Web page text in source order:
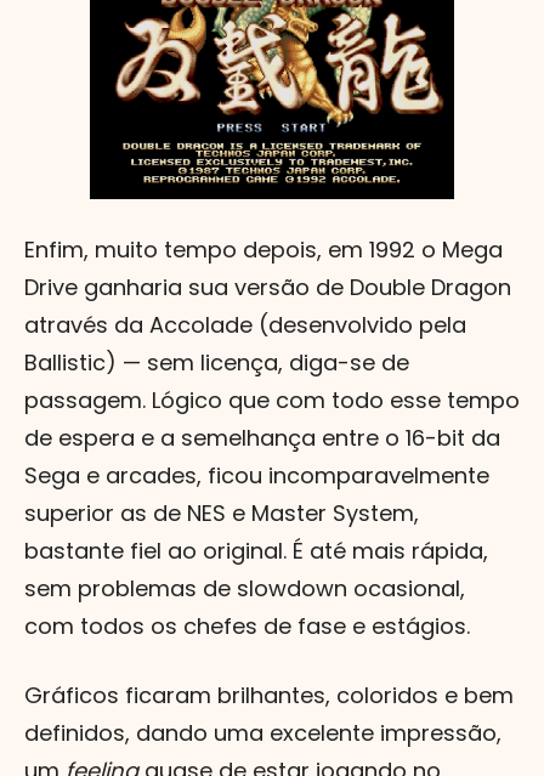
Enfim, muito tempo depois, em 1992 o Mega
Drive ganharia sua versão de Double Dragon
através da Accolade (desenvolvido pela
Ballistic) — sem licença, diga-se de
passagem. Lógico que com todo esse tempo
de espera e a semelhança entre o 16-bit da
Sega e arcades, ficou incomparavelmente
superior as de NES e Master System,
bastante fiel ao original. É até mais rápida,
sem problemas de slowdown ocasional,
com todos os chefes de fase e estágios.
Gráficos ficaram brilhantes, coloridos e bem
definidos, dando uma excelente impressão,